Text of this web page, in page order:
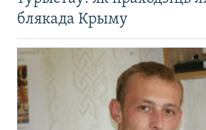
блякада Крыму